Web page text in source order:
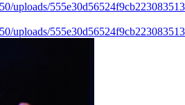
uploads/
uploads/